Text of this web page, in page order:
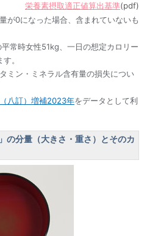
栄養素摂取適正値算出基準(pdf)
が0になった場合、含まれていないも
常時女性51kg、一日の想定カロリー
。
ミン・ミネラル含有量の損失につい
八訂）増補2023年をデータとして利
の分量（大きさ・重さ）とそのカ